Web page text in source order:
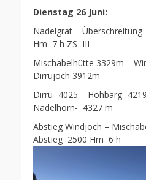
Dienstag 26 Juni:
Nadelgrat –
Hm 7 h ZS III
Mischabelhütte 3329m –
Dirrujoch 3912m
Dirru- 4025 – Hohbärg-
Nadelhorn- 4327 m
Abstieg Windjoch –
Abstieg 2500 Hm 6 h